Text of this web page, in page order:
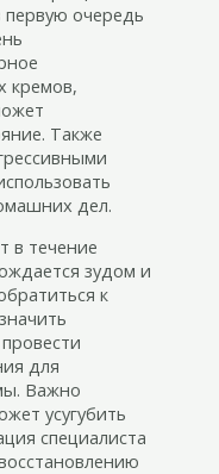
очередь
кремов,
Также
дел.
в течение
зудом и
к
для
Важно
усугубить
специалиста